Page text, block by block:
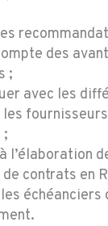
des
;
avec les
;
l’élaboration
contrats en
échéanciers